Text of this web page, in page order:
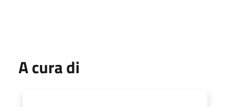
A cura di